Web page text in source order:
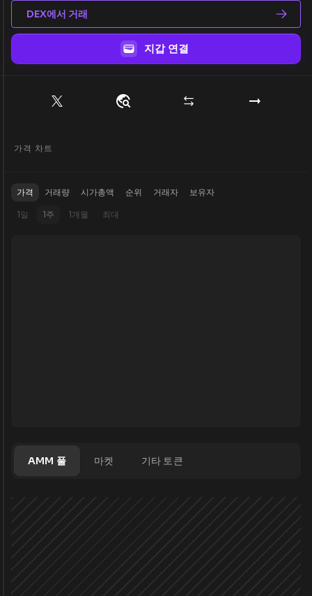
DEX에서 거래
지갑 연결
가격 차트
가격 거래량 시가총액 순위 거래자 보유자
1일 1주 1개월 최대
AMM 풀 마켓 기타 토큰